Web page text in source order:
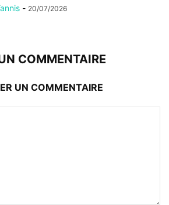
- 20/07/2026
COMMENTAIRE
UN COMMENTAIRE